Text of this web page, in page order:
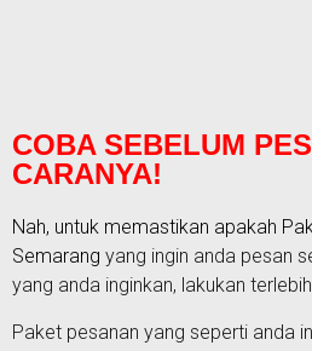
COBA SEBELUM
CARANYA!
Nah, untuk memastikan apakah
Semarang yang ingin anda pesan
yang anda inginkan, lakukan
Paket pesanan yang seperti anda